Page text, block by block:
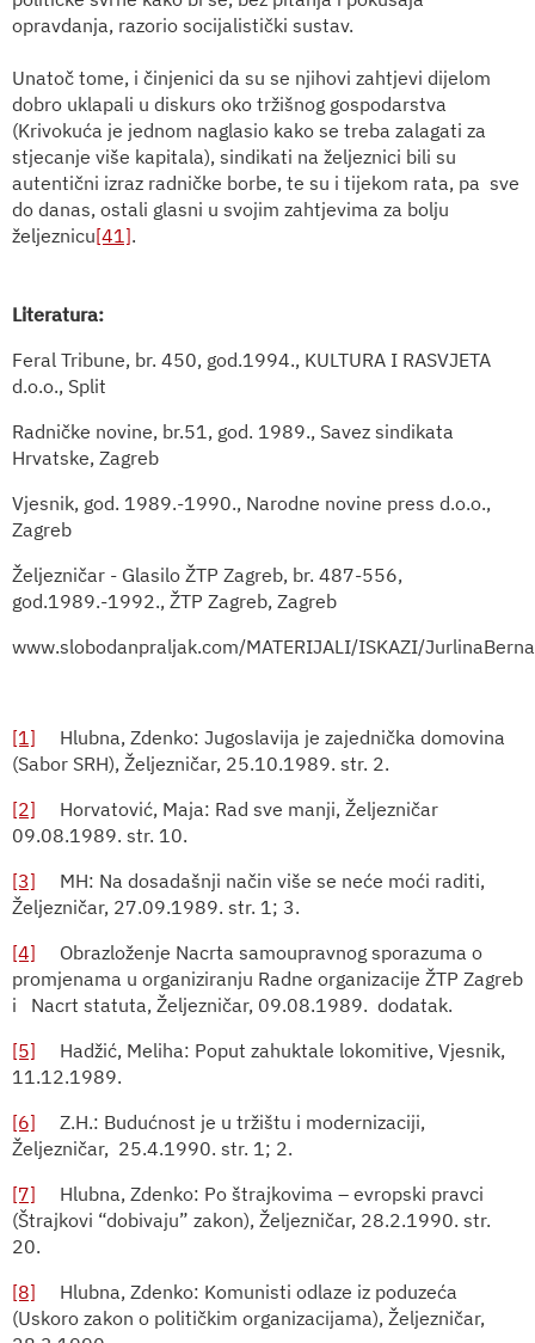
opravdanja, razorio socijalistički sustav.
Unatoč tome, i činjenici da su se njihovi zahtjevi dijelom
dobro uklapali u diskurs oko tržišnog gospodarstva
(Krivokuća je jednom naglasio kako se treba zalagati za
stjecanje više kapitala), sindikati na željeznici bili su
autentični izraz radničke borbe, te su i tijekom rata, pa sve
do danas, ostali glasni u svojim zahtjevima za bolju
željeznicu[41].
Literatura:
Feral Tribune, br. 450, god.1994., KULTURA I RASVJETA
d.o.o., Split
Radničke novine, br.51, god. 1989., Savez sindikata
Hrvatske, Zagreb
Vjesnik, god. 1989.-1990., Narodne novine press d.o.o.,
Zagreb
Željezničar - Glasilo ŽTP Zagreb, br. 487-556,
god.1989.-1992., ŽTP Zagreb, Zagreb
www.slobodanpraljak.com/MATERIJALI/ISKAZI/
[1] Hlubna, Zdenko: Jugoslavija je zajednička domovina
(Sabor SRH), Željezničar, 25.10.1989. str. 2.
[2]
Horvatović, Maja: Rad sve manji, Željezničar
09.08.1989. str. 10.
[3]
MH: Na dosadašnji način više se neće moći raditi,
Željezničar, 27.09.1989. str. 1; 3.
[4]
Obrazloženje Nacrta samoupravnog sporazuma o
promjenama u organiziranju Radne organizacije ŽTP Zagreb
i
Nacrt statuta, Željezničar, 09.08.1989. dodatak.
[5]
Hadžić, Meliha: Poput zahuktale lokomitive, Vjesnik,
11.12.1989.
[6]
Z.H.: Budućnost je u tržištu i modernizaciji,
Željezničar, 25.4.1990. str. 1; 2.
[7]
Hlubna, Zdenko: Po štrajkovima – evropski pravci
(Štrajkovi “dobivaju” zakon), Željezničar, 28.2.1990. str.
20.
[8]
Hlubna, Zdenko: Komunisti odlaze iz poduzeća
(Uskoro zakon o političkim organizacijama), Željezničar,